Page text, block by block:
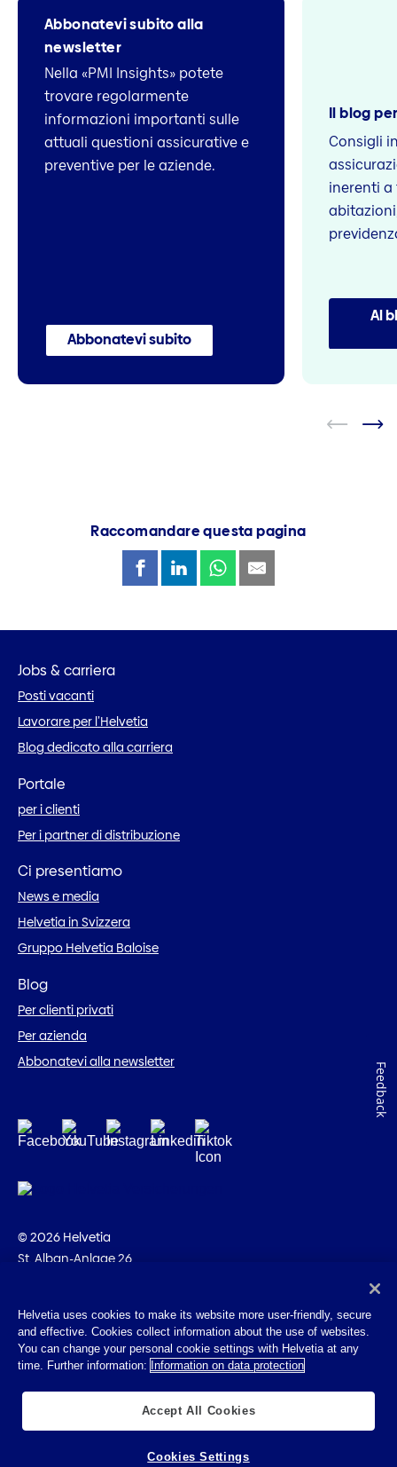
Abbonatevi subito alla
newsletter
Nella «PMI Insights» potete
trovare regolarmente
informazioni importanti sulle
attuali questioni assicurative e
preventive per le aziende.
Abbonatevi subito
Il blog
Consigli
inerenti
Al
Raccomandare questa pagina
Jobs & carriera
Posti vacanti
Lavorare per l’Helvetia
Blog dedicato alla carriera
Portale
per i clienti
Per i partner di distribuzione
Ci presentiamo
News e media
Helvetia in Svizzera
Gruppo Helvetia Baloise
Blog
Per clienti privati
Per azienda
Abbonatevi alla newsletter
© 2026 Helvetia
St. Alban-Anlage 26
Impressum
Disposizioni giuridiche
Helvetia uses cookies to make its website more user-friendly, secure
and effective. Cookies collect information about the use of websites.
You can change your personal cookie settings with Helvetia at any
time. Further information: Information on data protection
Accept All Cookies
Cookies Settings
Feedback